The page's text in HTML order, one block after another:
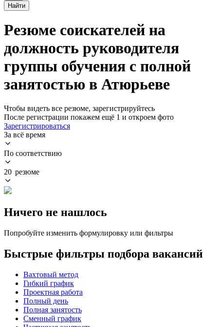
Найти
Резюме соискателей на
должность руководителя
группы обучения с полной
занятостью в Атюрьеве
Чтобы видеть все резюме, зарегистрируйтесь
После регистрации покажем ещё 1 и откроем фото
Зарегистрироваться
За всё время
По соответствию
20 резюме
Ничего не нашлось
Попробуйте изменить формулировку или фильтры
Быстрые фильтры подбора вакансий
Вахтовый метод
Гибкий график
Проектная работа
Полный день
Полная занятость
Сменный график